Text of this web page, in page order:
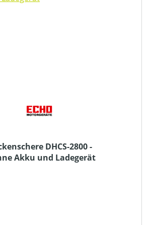
DHCS-2800 -
Akku und Ladegerät